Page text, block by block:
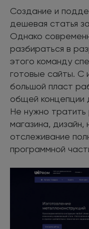
Создание и
дешевая статья
Однако
разбираться в
этого команду
готовые сайты. С
большой пласт
общей концепции
Не нужно
магазина, дизайн,
отслеживание
программной